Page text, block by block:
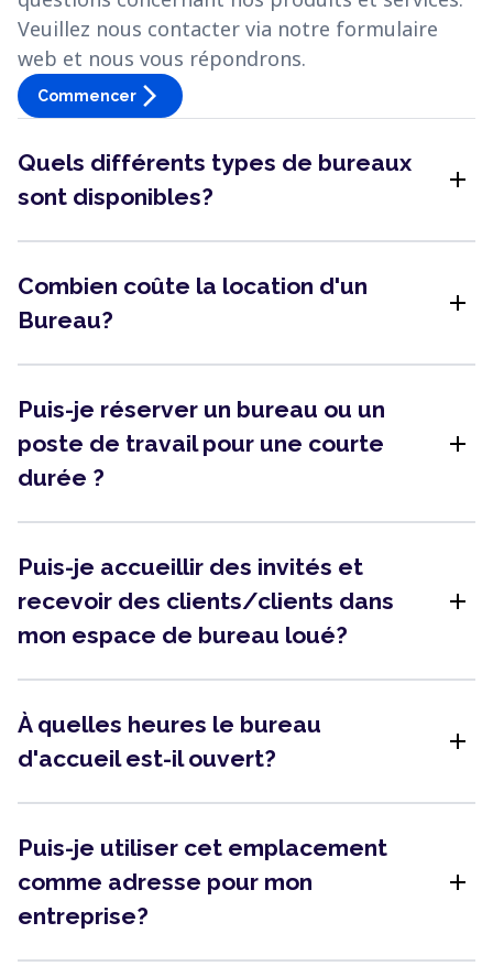
Veuillez nous contacter via notre formulaire
web et nous vous répondrons.
Commencer arrow_forward_ios
Quels différents types de bureaux
sont disponibles?
add
Combien coûte la location d'un
Bureau?
add
Puis-je réserver un bureau ou un
poste de travail pour une courte
durée ?
add
Puis-je accueillir des invités et
recevoir des clients/clients dans
mon espace de bureau loué?
add
À quelles heures le bureau
d'accueil est-il ouvert?
add
Puis-je utiliser cet emplacement
comme adresse pour mon
entreprise?
add